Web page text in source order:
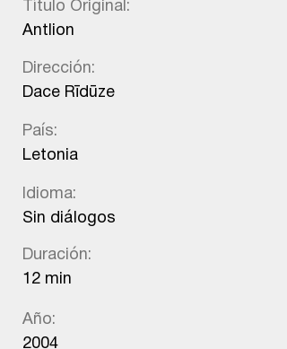
Título Original:
Antlion
Dirección:
Dace Rīdūze
País:
Letonia
Idioma:
Sin diálogos
Duración:
12 min
Año:
2004